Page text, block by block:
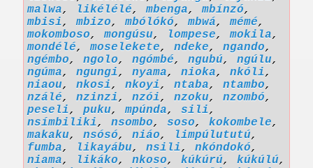
malwa, likélélé,mbenga,mbínzó,
mbisi,mbizo,mbólókó,mbwá,mémé,
mokomboso,mongúsu, lompese,mokila,
mondélé,moselekete, ndeke, ngando,
ngémbo, ngolo, ngómbé, ngubú, ngúlu,
ngúma, ngungi, nyama, nioka, nkóli,
niaou, nkosi, nkoyi, ntaba, ntambo,
nzálé, nzinzi, nzói, nzoku, nzombó,
peseli, puku,mpúnda, sili,
nsímbiliki, nsombo, soso, kokombele,
makaku, nsósó, niáo, limpúlututú,
fumba, likayábu, nsili, nkóndokó,
niama, likáko, nkoso, kúkúrú, kúkúlú,